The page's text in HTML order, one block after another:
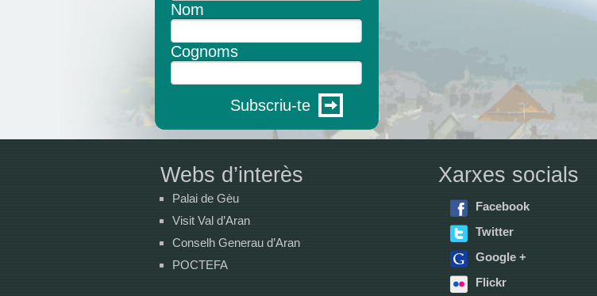
Nom
Cognoms
Subscriu-te
Webs d’interès
Palai de Gèu
Visit Val d’Aran
Conselh Generau d’Aran
POCTEFA
Xarxes socials
Facebook
Twitter
Google +
Flickr